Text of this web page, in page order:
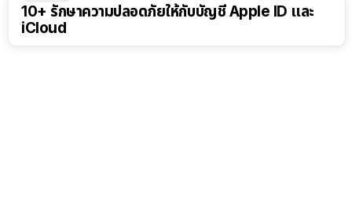
10+ รักษาความปลอดภัยให้กับบัญชี Apple ID และ
iCloud